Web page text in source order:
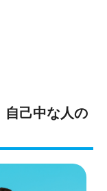
自己中な人の